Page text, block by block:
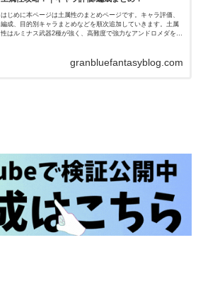
はじめに本ページは土属性のまとめページです。キャラ評価、
編成、目的別キャラまとめなどを順次追加していきます。土属
性はルミナス武器2種が強く、高難度で強力なアンドロメダを主
granbluefantasyblog.com